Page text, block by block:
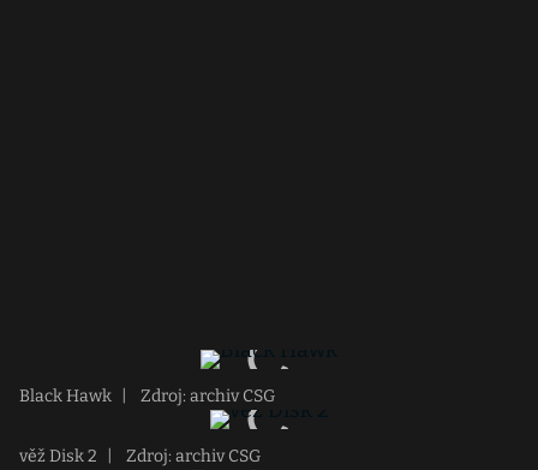
Black Hawk Zdroj: archiv CSG
věž Disk 2 Zdroj: archiv CSG